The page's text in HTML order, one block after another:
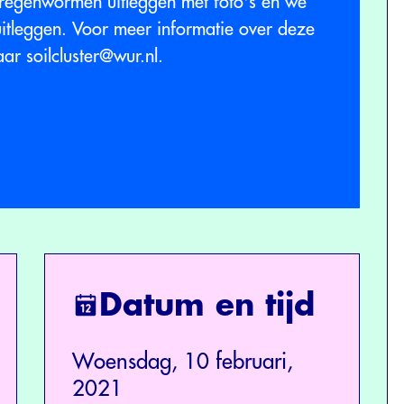
Voor meer informatie over deze
soilcluster@wur.nl .
Datum en tijd
Woensdag, 10 februari,
2021